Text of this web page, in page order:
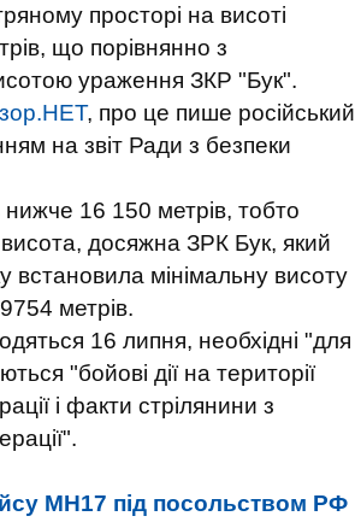
просторі на висоті
що порівнянно з
ураження ЗКР "Бук".
, про це пише російський
на звіт Ради з безпеки
16 150 метрів, тобто
досяжна ЗРК Бук, який
встановила мінімальну висоту
метрів.
16 липня, необхідні "для
"бойові дії на території
і факти стрілянини з
MH17 під посольством РФ